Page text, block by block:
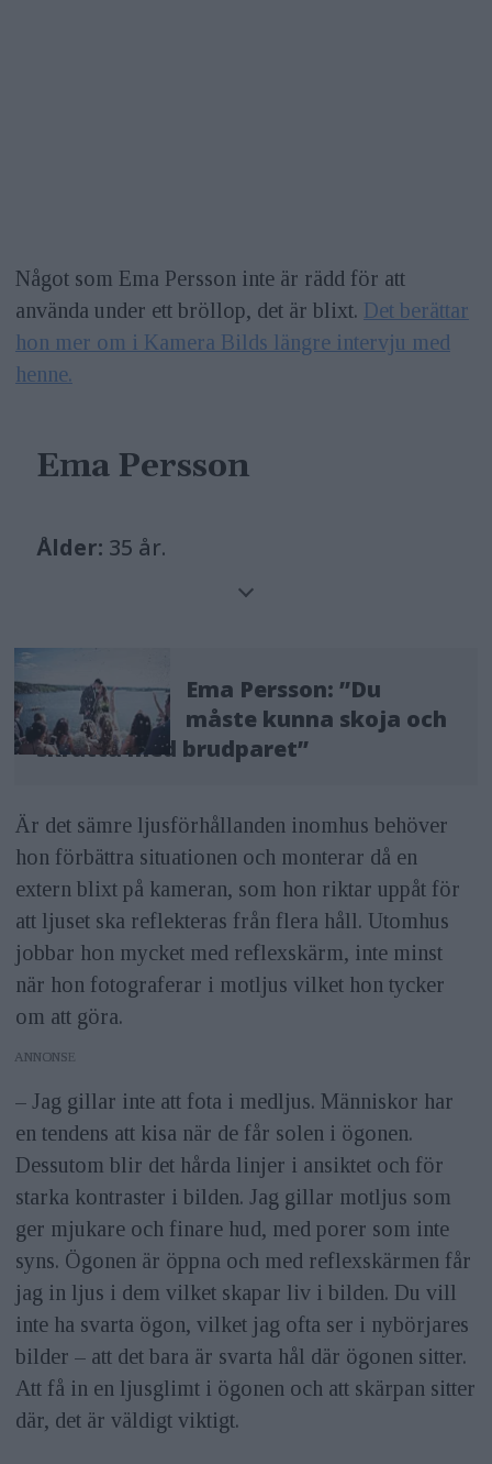
Något som Ema Persson inte är rädd för att
använda under ett bröllop, det är blixt. Det berättar
hon mer om i Kamera Bilds längre intervju med
henne.
Ema Persson
Ålder: 35 år.
familje-&nbsp;och bröllopsfotografi,
och konstnär.
hemligheter«, en bok både för
brudpar och fotografer utgiven på
Sivart Förlag. Finns att köpa på bland
annat Fotografiska, Adlibris, Bokus och
CDON.
Utrustning:
objektiven 85mm f/1,8, 135mm f/1,8
och 24–70mm f/2,8.
Webb: photema.se , på Instagram:
@photema&nbsp;och@photema.art
Ema Persson: ”Du
måste kunna skoja och
skratta med brudparet”
Är det sämre ljusförhållanden inomhus behöver
hon förbättra situationen och monterar då en
extern blixt på kameran, som hon riktar uppåt för
att ljuset ska reflekteras från flera håll. Utomhus
jobbar hon mycket med reflexskärm, inte minst
när hon fotograferar i motljus vilket hon tycker
om att göra.
ANNONS
– Jag gillar inte att fota i medljus. Människor har
en tendens att kisa när de får solen i ögonen.
Dessutom blir det hårda linjer i ansiktet och för
starka kontraster i bilden. Jag gillar motljus som
ger mjukare och finare hud, med porer som inte
syns. Ögonen är öppna och med reflexskärmen får
jag in ljus i dem vilket skapar liv i bilden. Du vill
inte ha svarta ögon, vilket jag ofta ser i nybörjares
bilder – att det bara är svarta hål där ögonen sitter.
Att få in en ljusglimt i ögonen och att skärpan sitter
där, det är väldigt viktigt.